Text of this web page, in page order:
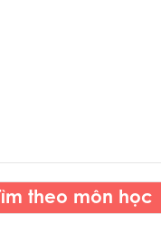
theo môn học